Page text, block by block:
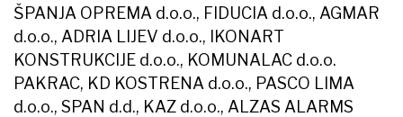
ŠPANJA OPREMA d.o.o., FIDUCIA d.o.o., AGMAR
d.o.o., ADRIA LIJEV d.o.o., IKONART
KONSTRUKCIJE d.o.o., KOMUNALAC d.o.o.
PAKRAC, KD KOSTRENA d.o.o., PASCO LIMA
d.o.o., SPAN d.d., KAZ d.o.o., ALZAS ALARMS